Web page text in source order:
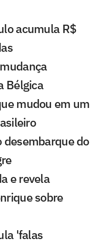
acumula R$
Bélgica
mudou em um
desembarque do
e revela
sobre
'falas